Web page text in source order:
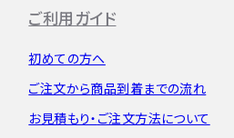
ご利用ガイド
初めての方へ
ご注文から商品到着までの流れ
お見積もり・ ご注文方法について